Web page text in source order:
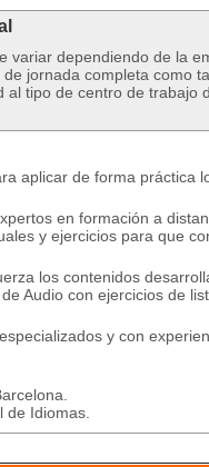
variar dependiendo de la
jornada completa como
tipo de centro de trabajo
aplicar de forma práctica
en formación a
y ejercicios para que
los contenidos
Audio con ejercicios de
y con
de Idiomas.